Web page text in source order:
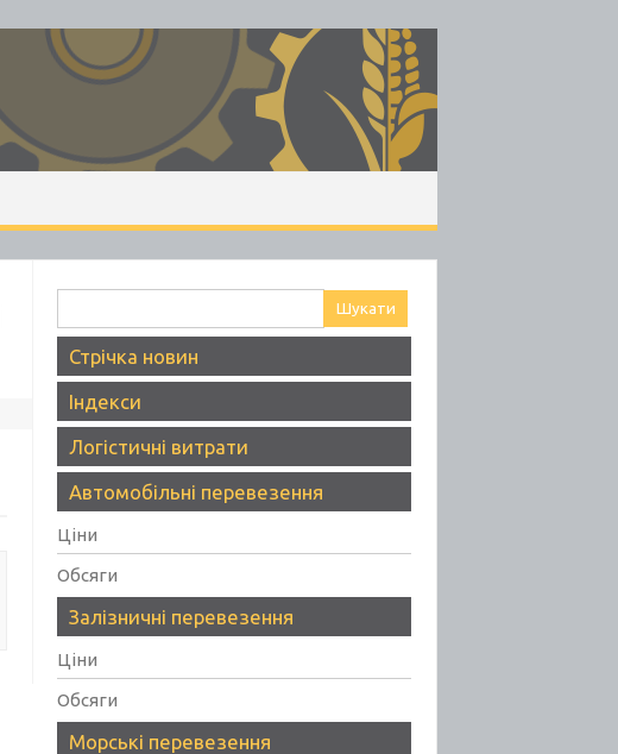
Стрічка новин
Індекси
Логістичні витрати
Автомобільні перевезення
Ціни
Обсяги
Залізничні перевезення
Ціни
Обсяги
Морські перевезення